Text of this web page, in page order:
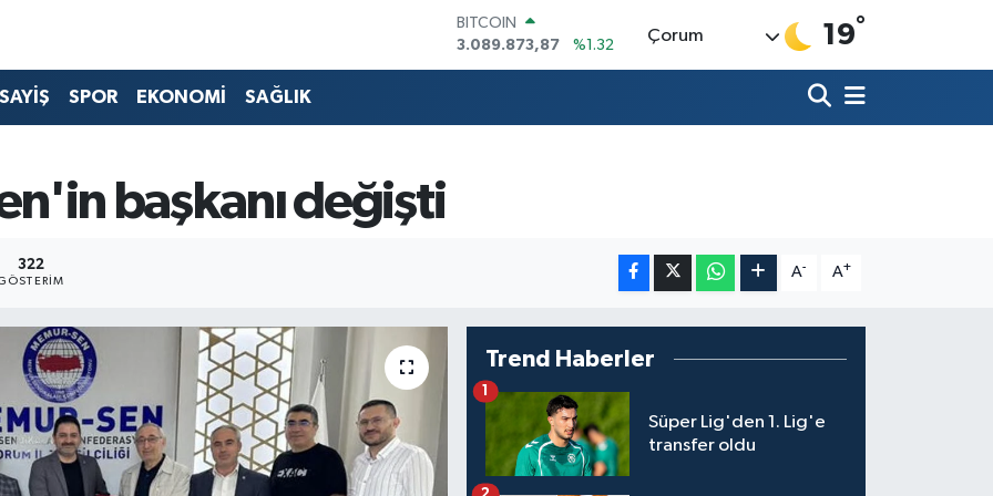
BITCOIN
3.089.873,87
%1.32
DOLAR
Çorum 19°
SPOR EKONOMİ SAĞLIK
başkanı değişti
322 A- A+
Trend Haberler
Süper Lig'den 1. Lig'e
transfer oldu
1